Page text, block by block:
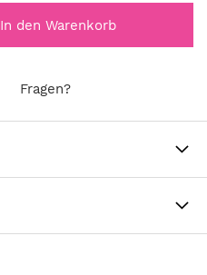
In den Warenkorb
Fragen?